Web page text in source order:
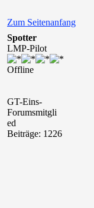
Zum Seitenanfang
Spotter
LMP-Pilot
Offline
GT-Eins-
Forumsmitgli
ed
Beiträge: 1226